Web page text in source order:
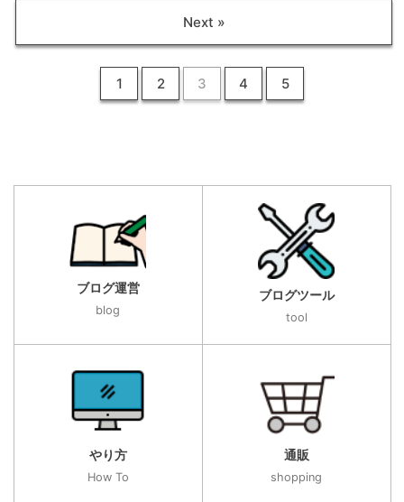
1 2 3 4 5
Next »
ブログ運営
blog
ブログツール
tool
やり方
How To
通販
shopping